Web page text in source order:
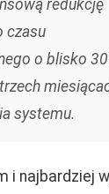
redukcję
czasu
o blisko
systemu.
i najbardziej